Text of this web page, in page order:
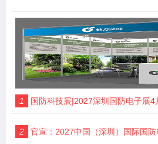
1 国防科技展|2027深圳国防电子展4
2 官宣：2027中国（深圳）国际国防